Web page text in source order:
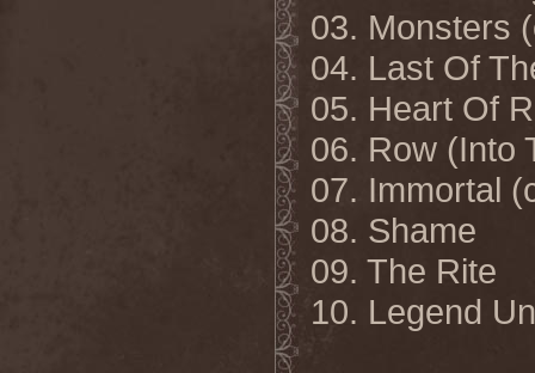
03. Monsters (
04. Last Of
05. Heart Of
06. Row (Into
07. Immortal (
08. Shame
09. The Rite
10. Legend